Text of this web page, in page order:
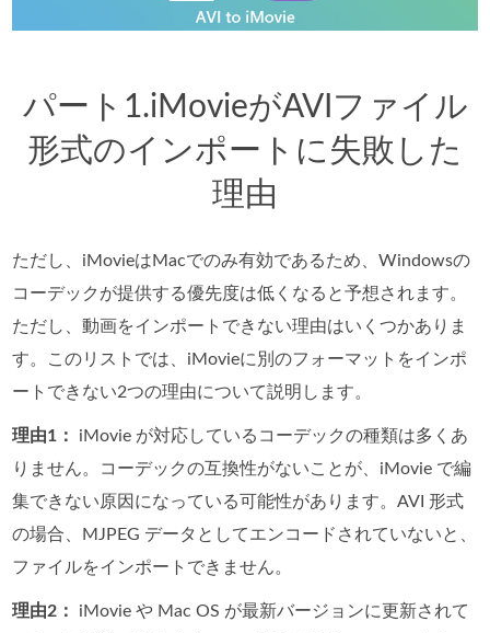
パート1.iMovieがAVIファイル
形式のインポートに失敗した
理由
ただし、iMovieはMacでのみ有効であるため、Windowsの
コーデックが提供する優先度は低くなると予想されます。
ただし、動画をインポートできない理由はいくつかありま
す。このリストでは、iMovieに別のフォーマットをインポ
ートできない2つの理由について説明します。
理由1：
iMovie が対応しているコーデックの種類は多くあ
りません。コーデックの互換性がないことが、iMovie で編
集できない原因になっている可能性があります。AVI 形式
の場合、MJPEG データとしてエンコードされていないと、
ファイルをインポートできません。
理由2：
iMovie や Mac OS が最新バージョンに更新されて